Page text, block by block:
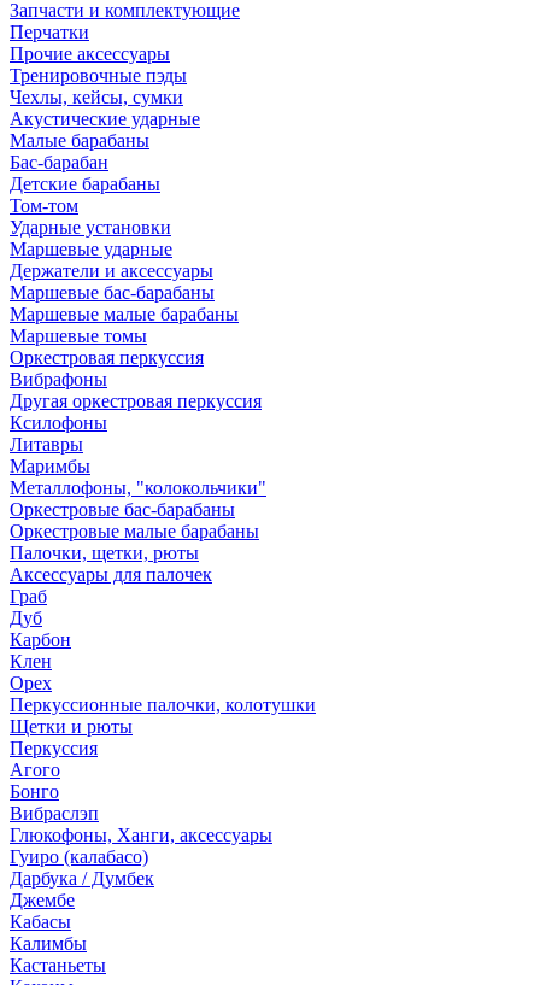
Запчасти и комплектующие
Перчатки
Прочие аксессуары
Тренировочные пэды
Чехлы, кейсы, сумки
Акустические ударные
Mалые барабаны
Бас-барабан
Детские барабаны
Том-том
Ударные установки
Маршевые ударные
Держатели и аксессуары
Маршевые бас-барабаны
Маршевые малые барабаны
Маршевые томы
Оркестровая перкуссия
Вибрафоны
Другая оркестровая перкуссия
Ксилофоны
Литавры
Маримбы
Металлофоны, "колокольчики"
Оркестровые бас-барабаны
Оркестровые малые барабаны
Палочки, щетки, рюты
Аксессуары для палочек
Граб
Дуб
Карбон
Клен
Орех
Перкуссионные палочки, колотушки
Щетки и рюты
Перкуссия
Агого
Бонго
Вибраслэп
Глюкофоны, Ханги, аксессуары
Гуиро (калабасо)
Дарбука / Думбек
Джембе
Кабасы
Калимбы
Кастаньеты